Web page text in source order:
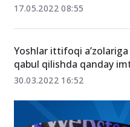
17.05.2022 08:55
Yoshlar ittifoqi
qabul qilishda qanday
30.03.2022 16:52